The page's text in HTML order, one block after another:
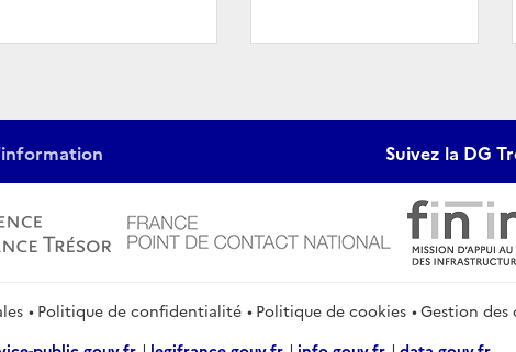
Suivez la DG
Politique de confidentialité Politique de cookies Gestion des